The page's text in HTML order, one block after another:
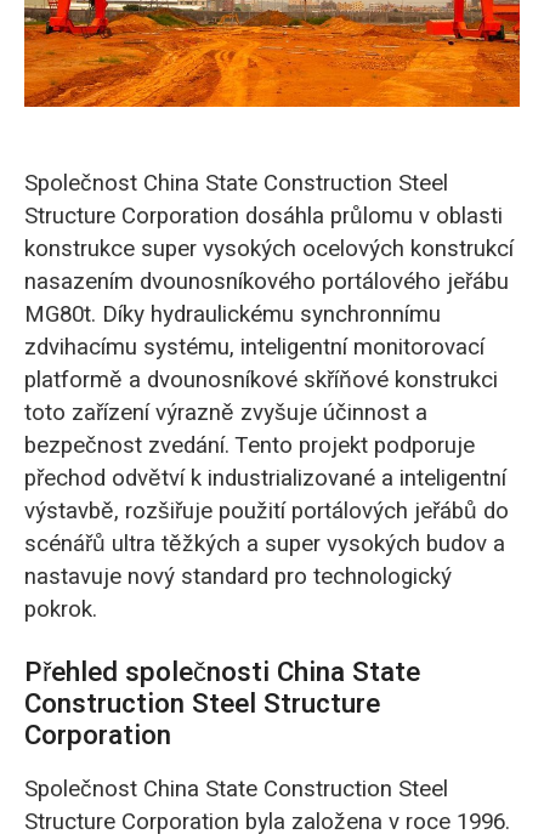
Společnost China State Construction Steel
Structure Corporation dosáhla průlomu v oblasti
konstrukce super vysokých ocelových konstrukcí
nasazením dvounosníkového portálového jeřábu
MG80t. Díky hydraulickému synchronnímu
zdvihacímu systému, inteligentní monitorovací
platformě a dvounosníkové skříňové konstrukci
toto zařízení výrazně zvyšuje účinnost a
bezpečnost zvedání. Tento projekt podporuje
přechod odvětví k industrializované a inteligentní
výstavbě, rozšiřuje použití portálových jeřábů do
scénářů ultra těžkých a super vysokých budov a
nastavuje nový standard pro technologický
pokrok.
Přehled společnosti China State
Construction Steel Structure
Corporation
Společnost China State Construction Steel
Structure Corporation byla založena v roce 1996.